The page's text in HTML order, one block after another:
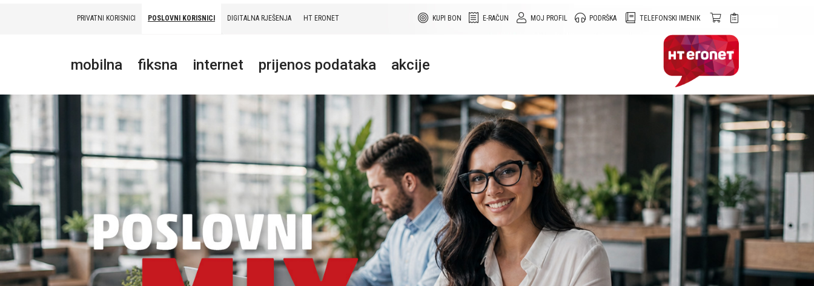
TELEFONSKI IMENIK
PODRŠKA
MOJ PROFIL
E-RAČUN
KUPI BON
PRIVATNI KORISNICI POSLOVNI KORISNICI DIGITALNA RJEŠENJA HT ERONET
mobilna fiksna internet prijenos podataka akcije
PRIJENOS PODATAKA
AKCIJE
MOJ PROFIL
E-RAČUN
PODRŠKA